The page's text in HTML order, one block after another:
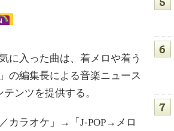
に入った曲は、着メロや着う
の編集長による音楽ニュース
ンツを提供する。
カラオケ」→「J-POP→メロ